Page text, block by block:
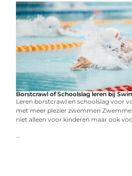
Borstcrawl of Schoolslag leren bij
Leren borstcrawl en schoolslag voor
met meer plezier zwemmen
niet alleen voor kinderen maar ook
...